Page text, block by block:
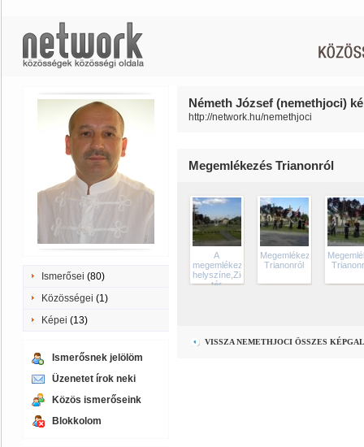
Ismerősei (80)
Közösségei (1)
Képei (13)
Ismerősnek jelölöm
Üzenetet írok neki
Közös ismerőseink
Blokkolom
Németh József (nemethjoci)
http://network.hu/nemethjoci
Megemlékezés Trianonról
A
megemlékezés
helyszíne,Zichy
tér
Megemlékezés
Trianonról
VISSZA NEMETHJOCI ÖSSZES